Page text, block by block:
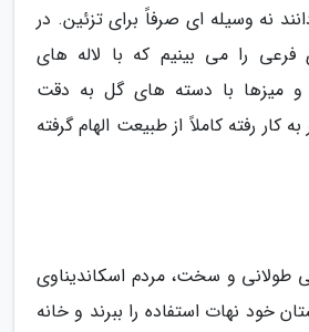
نه وسیله ای صرفاً برای تزئین. در
فرعی را می بینیم که با لاله های
و میزها با دسته های گل به دقت
کار رفته کاملاً از طبیعت الهام گرفته
طولانی و سخت، مردم اسکاندیناوی
خود نهات استفاده را ببرند و خانه